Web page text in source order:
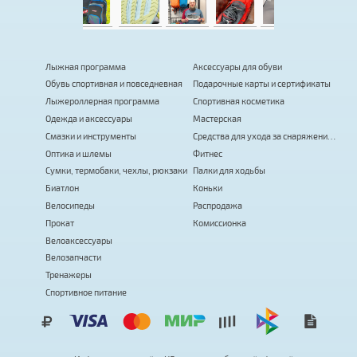
Лыжная программа
Обувь спортивная и повседневная
Лыжероллерная программа
Одежда и аксессуары
Смазки и инструменты
Оптика и шлемы
Сумки, термобаки, чехлы, рюкзаки
Биатлон
Велосипеды
Прокат
Велоаксессуары
Велозапчасти
Тренажеры
Спортивное питание
Аксессуары для обуви
Подарочные карты и сертификаты
Спортивная косметика
Мастерская
Средства для ухода за снаряжением
Фитнес
Палки для ходьбы
Коньки
Распродажа
Комиссионка